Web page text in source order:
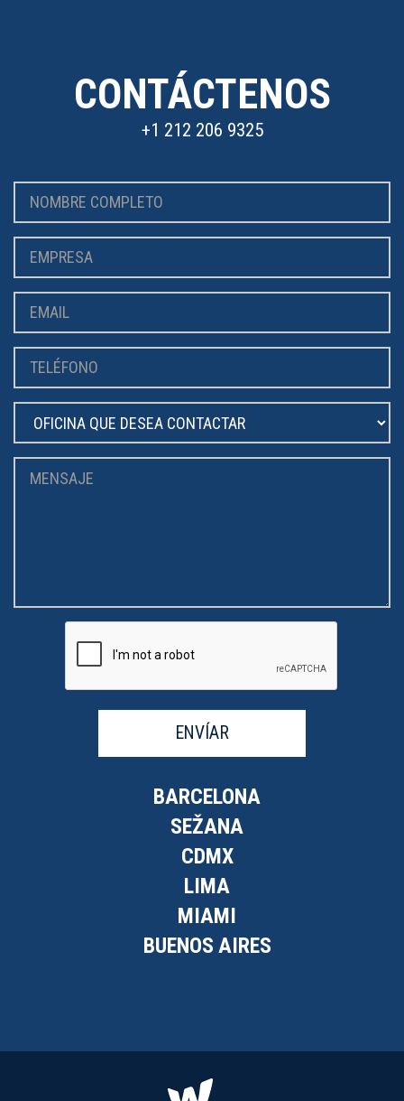
CONTÁCTENOS
+1 212 206 9325
ENVÍAR
BARCELONA
SEŽANA
CDMX
LIMA
MIAMI
BUENOS AIRES